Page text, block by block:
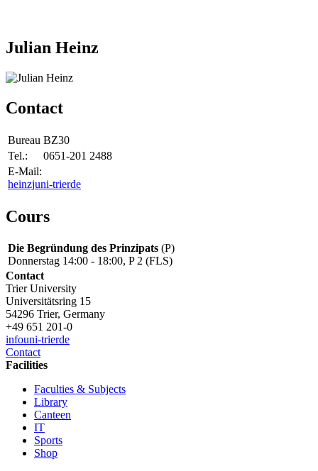
Julian Heinz
Contact
Bureau BZ30
Tel.:
0651-201 2488
E-Mail:
heinzjuni-trierde
Cours
Die Begründung des Prinzipats (P)
Donnerstag 14:00 - 18:00, P 2 (FLS)
Contact
Trier University
Universitätsring 15
54296 Trier, Germany
+49 651 201-0
infouni-trierde
Contact
Facilities
Faculties & Subjects
Library
Canteen
IT
Sports
Shop